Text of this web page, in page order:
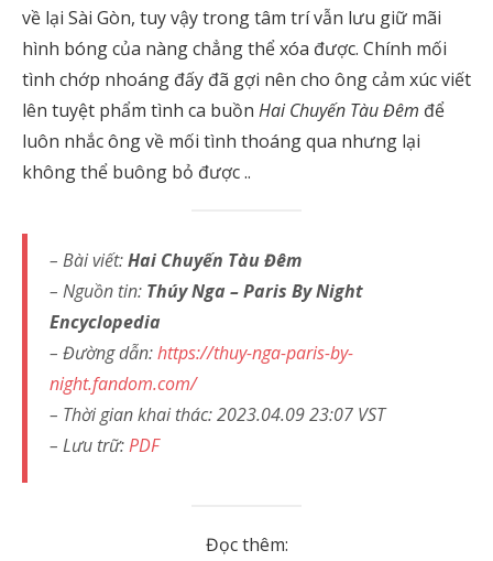
về lại Sài Gòn, tuy vậy trong tâm trí vẫn lưu giữ mãi
hình bóng của nàng chẳng thể xóa được. Chính mối
tình chớp nhoáng đấy đã gợi nên cho ông cảm xúc viết
lên tuyệt phẩm tình ca buồn Hai Chuyến Tàu Đêm để
luôn nhắc ông về mối tình thoáng qua nhưng lại
không thể buông bỏ được ..
– Bài viết:Hai Chuyến Tàu Đêm
– Nguồn tin: Thúy Nga – Paris By Night
Encyclopedia
– Đường dẫn:https://thuy-nga-paris-by-
night.fandom.com/
– Thời gian khai thác: 2023.04.09 23:07 VST
– Lưu trữ:PDF
Đọc thêm: